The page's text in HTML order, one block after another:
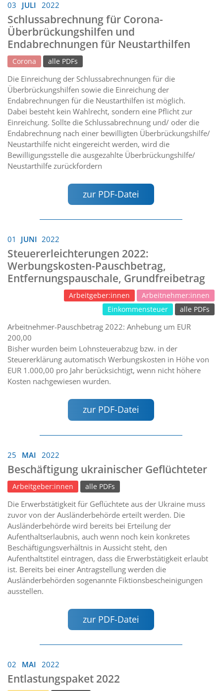
03 JULI 2022
Schlussabrechnung für Corona-
Überbrückungshilfen und
Endabrechnungen für Neustarthilfen
Corona alle PDFs
Die Einreichung der Schlussabrechnungen für die
Überbrückungshilfen sowie die Einreichung der
Endabrechnungen für die Neustarthilfen ist möglich.
Dabei besteht kein Wahlrecht, sondern eine Pflicht zur
Einreichung. Sollte die Schlussabrechnung und/ oder die
Endabrechnung nach einer bewilligten Überbrückungshilfe/
Neustarthilfe nicht eingereicht werden, wird die
Bewilligungsstelle die ausgezahlte Überbrückungshilfe/
Neustarthilfe zurückfordern
zur PDF-Datei
01 JUNI 2022
Steuererleichterungen 2022:
Werbungskosten-Pauschbetrag,
Entfernungspauschale, Grundfreibetrag
Arbeitgeber:innen
Arbeitnehmer:innen
Einkommensteuer
alle PDFs
Arbeitnehmer-Pauschbetrag 2022: Anhebung um EUR
200,00
Bisher wurden beim Lohnsteuerabzug bzw. in der
Steuererklärung automatisch Werbungskosten in Höhe von
EUR 1.000,00 pro Jahr berücksichtigt, wenn nicht höhere
Kosten nachgewiesen wurden.
zur PDF-Datei
25 MAI 2022
Beschäftigung ukrainischer Geflüchteter
Arbeitgeber:innen alle PDFs
Die Erwerbstätigkeit für Geflüchtete aus der Ukraine muss
zuvor von der Ausländerbehörde erteilt werden. Die
Ausländerbehörde wird bereits bei Erteilung der
Aufenthaltserlaubnis, auch wenn noch kein konkretes
Beschäftigungsverhältnis in Aussicht steht, den
Aufenthaltstitel eintragen, dass die Erwerbstätigkeit erlaubt
ist. Bereits bei einer Antragstellung werden die
Ausländerbehörden sogenannte Fiktionsbescheinigungen
ausstellen.
zur PDF-Datei
02 MAI 2022
Entlastungspaket 2022